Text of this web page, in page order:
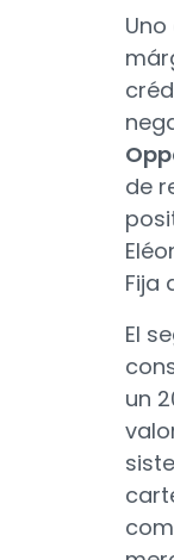
de
Fija
El
un